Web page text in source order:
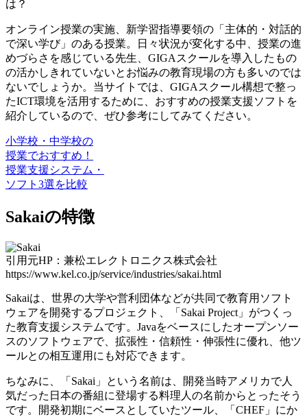
は？
オンライン授業の実施、新学習指導要領の「主体的・対話的
で深い学び」のある授業。日々状況が変化する中、授業の進
めづらさを感じている先生、GIGAスクールを導入したもの
の活かしきれていないとお悩みの教育現場の方も多いのでは
ないでしょうか。当サイトでは、GIGAスクール構想で整っ
たICT環境を活用するために、おすすめの授業支援ソフトを
紹介しているので、ぜひ参考にしてみてください。
小学校・中学校の
授業でおすすめ！
授業支援システム・
ソフト3選を比較
Sakaiの特徴
引用元HP：兼松エレクトロニクス株式会社
https://www.kel.co.jp/service/industries/sakai.html
Sakaiは、世界の大学や営利団体などが共同で教育用ソフト
ウェアを開発するプロジェクト、「Sakai Project」がつくっ
た教育支援システムです。Javaをベースにしたオープンソー
スのソフトウェアで、拡張性・信頼性・伸張性に優れ、他ツ
ールとの相互運用にも対応できます。
ちなみに、「Sakai」という名前は、開発当時アメリカで人
気だった日本の番組に登場する料理人の名前からとったそう
です。開発初期にベースとしていたツール、「CHEF」にか